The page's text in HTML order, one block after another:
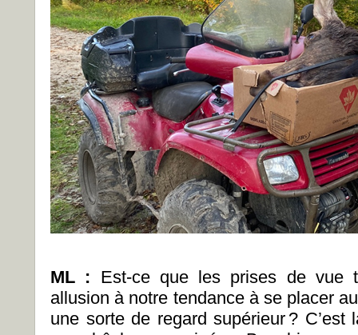
ML : Est-ce que les prises de vue
allusion à notre tendance à se placer
une sorte de regard supérieur ? C’est